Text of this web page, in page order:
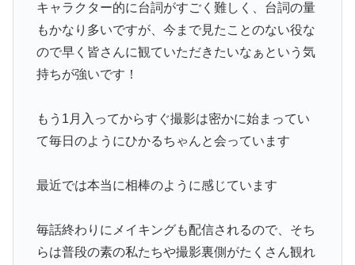
キャラクター的に台詞がすごく難しく、台詞の量
もかなり多いですが、今まで見たことのない役な
ので早く皆さんに観ていただきたいなぁという気
持ちが強いです！
もう1月入ってからすぐ撮影は密かに始まってい
て毎日のようにひかるちゃんと会っています
最近では本当に相棒のように感じています
毎話終わりにメイキングも配信されるので、そち
らは普段の素の私たちや撮影裏側がたくさん観れ